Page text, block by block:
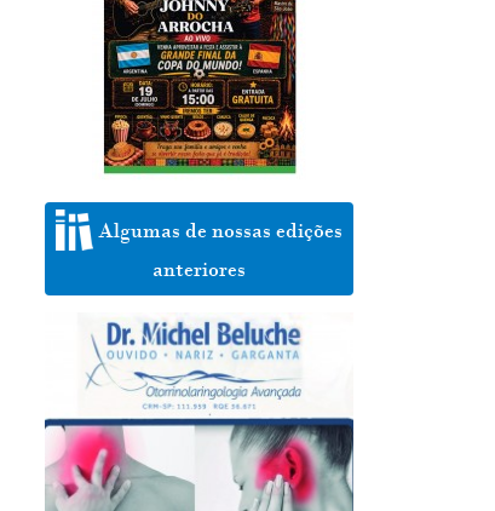
Algumas de nossas edições
anteriores